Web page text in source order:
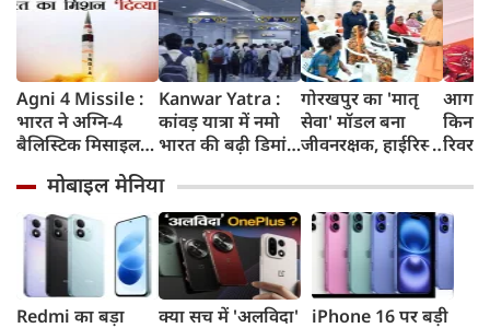
Agni 4 Missile :
भारत ने अग्नि-4
बैलिस्टिक मिसाइल
किया, 4,000 KM
तक मारक क्षमता
Kanwar Yatra :
कांवड़ यात्रा में नमो
भारत की बढ़ी डिमांड,
कई स्टेशनों पर 50%
तक बढ़ी यात्रियों की
संख्या
गोरखपुर का 'मातृ
सेवा' मॉडल बना
जीवनरक्षक, हाईरिस्क
इलाज से बची 77
जिंदगियां
आगरा
रिवर
करेगी
मोबाइल मेनिया
Redmi का बड़ा
क्या सच में 'अलविदा'
iPhone 16 पर बड़ी